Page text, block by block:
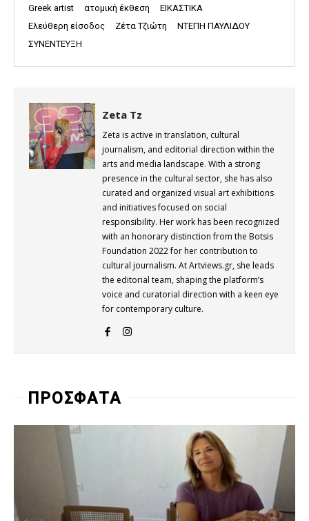
Greek artist ατομική έκθεση
ΕΙΚΑΣΤΙΚΑ
Ελεύθερη είσοδος
Ζέτα Τζιώτη
ΝΤΕΠΗ ΠΑΥΛΙΔΟΥ
ΣΥΝΕΝΤΕΥΞΗ
Zeta Tz
Zeta is active in translation, cultural
journalism, and editorial direction within the
arts and media landscape. With a strong
presence in the cultural sector, she has also
curated and organized visual art exhibitions
and initiatives focused on social
responsibility. Her work has been recognized
with an honorary distinction from the Botsis
Foundation 2022 for her contribution to
cultural journalism. At Artviews.gr, she leads
the editorial team, shaping the platform’s
voice and curatorial direction with a keen eye
for contemporary culture.
ΠΡΟΣΦΑΤΑ